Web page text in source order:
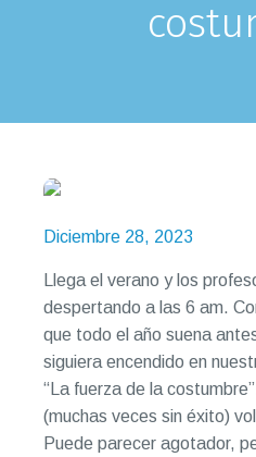
Diciembre 28, 2023
Llega el verano y los
despertando a las 6 am.
que todo el año suena
siguiera encendido en
“La fuerza de la
(muchas veces sin éxito)
Puede parecer agotador,